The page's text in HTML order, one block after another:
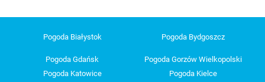
Pogoda Białystok Pogoda Bydgoszcz
Pogoda Gdańsk
Pogoda Gorzów Wielkopolski
Pogoda Katowice
Pogoda Kielce